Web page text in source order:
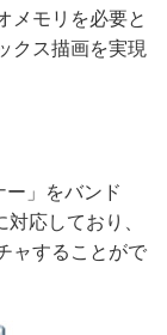
メモリを必要と
クス描画を実現
ー」をバンド
応しており、
ャすることがで